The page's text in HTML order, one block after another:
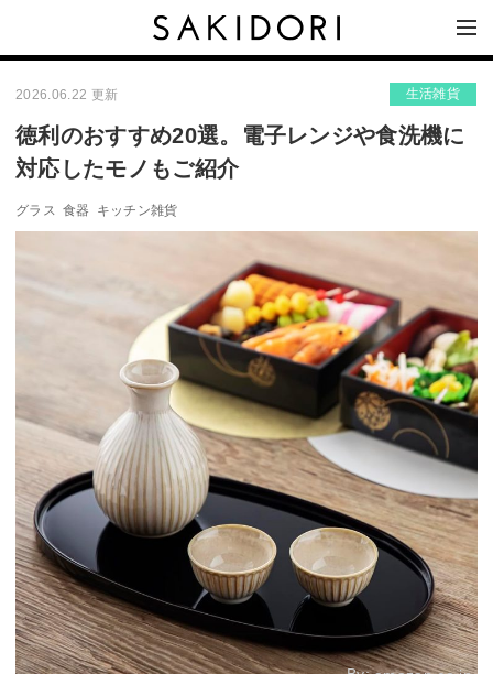
2026.06.22 更新 生活雑貨
徳利のおすすめ20選。電子レンジや食洗機に
対応したモノもご紹介
グラス 食器 キッチン雑貨